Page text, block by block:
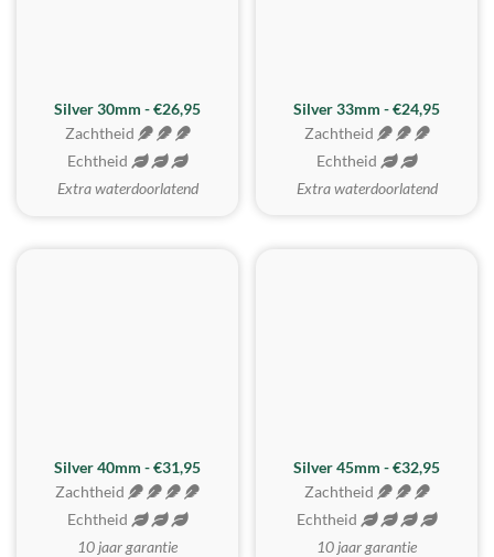
Silver 30mm - €26,95
Zachtheid
Echtheid
Extra waterdoorlatend
Silver 33mm - €24,95
Zachtheid
Echtheid
Extra waterdoorlatend
Silver 40mm - €31,95
Zachtheid
Echtheid
10 jaar garantie
MEEST GEKOZEN
Silver 45mm - €32,95
Zachtheid
Echtheid
10 jaar garantie